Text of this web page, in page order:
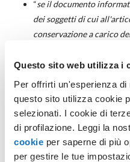
Questo sito web utilizza i
Per offrirti un'esperienza
questo sito utilizza cookie
selezionati. I cookie di
di profilazione. Leggi la
cookie per saperne di più
per gestire le tue
“se il documento
dei soggetti di cui
conservazione a carico
stesso ai medesimi
amministrazioni
predetti documenti
previa identificazione
64 ed integrati con i
(comma 1-bis).